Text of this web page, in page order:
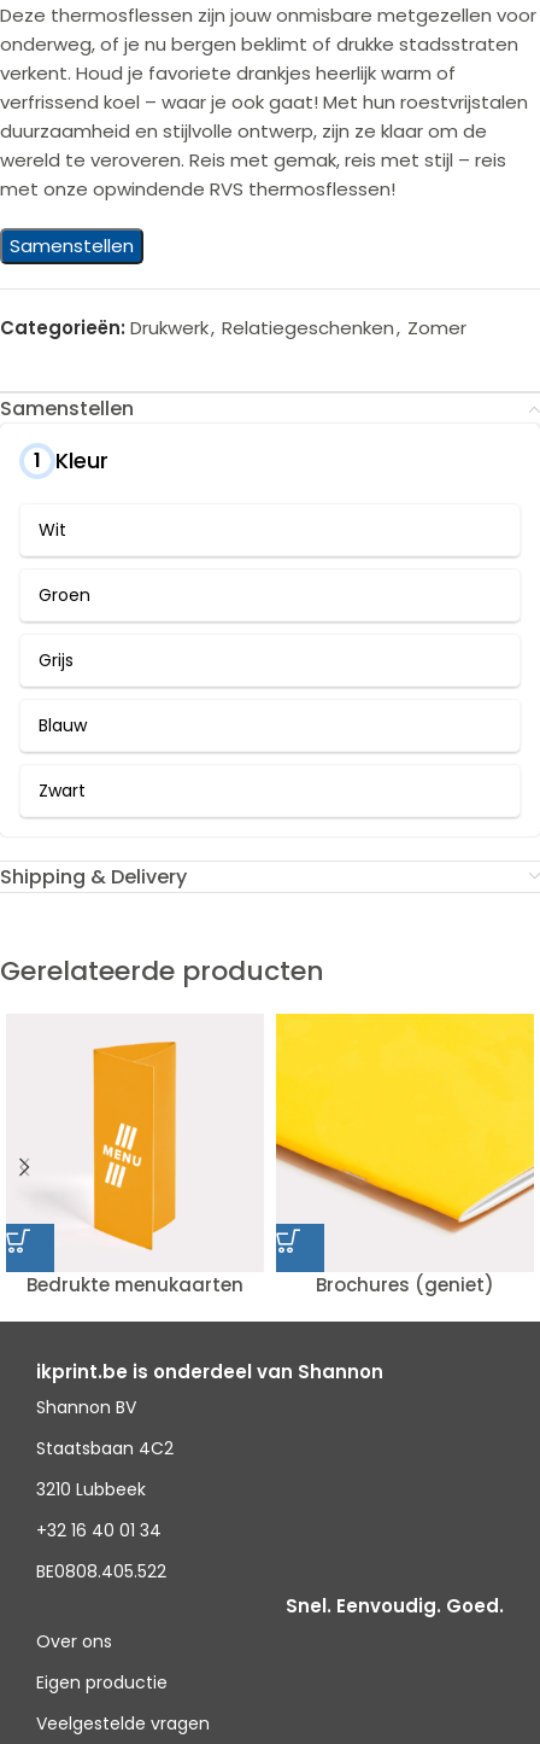
Deze thermosflessen zijn jouw onmisbare metgezellen voor
onderweg, of je nu bergen beklimt of drukke stadsstraten
verkent. Houd je favoriete drankjes heerlijk warm of
verfrissend koel – waar je ook gaat! Met hun roestvrijstalen
duurzaamheid en stijlvolle ontwerp, zijn ze klaar om de
wereld te veroveren. Reis met gemak, reis met stijl – reis
met onze opwindende RVS thermosflessen!
Samenstellen
Categorieën: Drukwerk, Relatiegeschenken, Zomer
Samenstellen
1
Kleur
Wit
Groen
Grijs
Blauw
Zwart
Shipping & Delivery
Gerelateerde producten
Bedrukte menukaarten Brochures (geniet)
ikprint.be is onderdeel van Shannon
Shannon BV
Staatsbaan 4C2
3210 Lubbeek
+32 16 40 01 34
BE0808.405.522
Snel. Eenvoudig. Goed.
Over ons
Eigen productie
Veelgestelde vragen